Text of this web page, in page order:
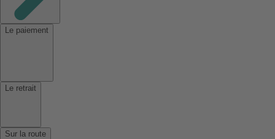
Le paiement
Le retrait
Sur la route